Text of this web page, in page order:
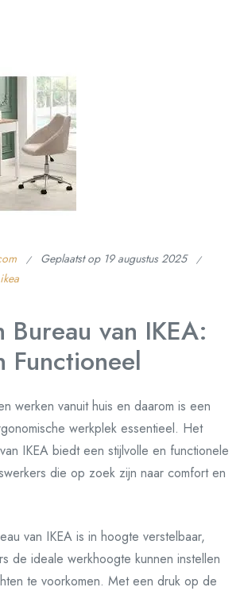
Geplaatst op 19 augustus 2025
ikea
Bureau van IKEA:
Functioneel
werken vanuit huis en daarom is een
werkplek essentieel. Het
IKEA biedt een stijlvolle en functionele
die op zoek zijn naar comfort en
van IKEA is in hoogte verstelbaar,
de ideale werkhoogte kunnen instellen
te voorkomen. Met een druk op de